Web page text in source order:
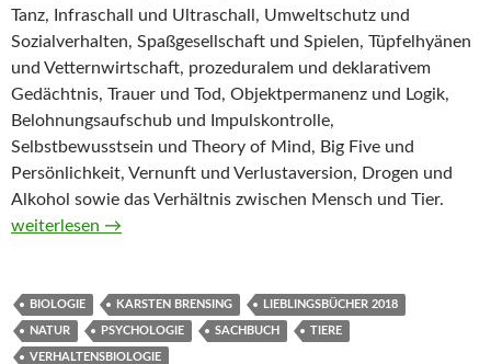
Tanz, Infraschall und Ultraschall, Umweltschutz und
Sozialverhalten, Spaßgesellschaft und Spielen, Tüpfelhyänen
und Vetternwirtschaft, prozeduralem und deklarativem
Gedächtnis, Trauer und Tod, Objektpermanenz und Logik,
Belohnungsaufschub und Impulskontrolle,
Selbstbewusstsein und Theory of Mind, Big Five und
Persönlichkeit, Vernunft und Verlustaversion, Drogen und
Alkohol sowie das Verhältnis zwischen Mensch und Tier.
Das Mysterium der Tiere von Karsten Brensing
weiterlesen →
BIOLOGIE KARSTEN BRENSING LIEBLINGSBÜCHER 2018
NATUR PSYCHOLOGIE SACHBUCH TIERE
VERHALTENSBIOLOGIE